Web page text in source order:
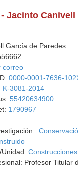
Jacinto Canivell
García de Paredes
correo
0000-0001-7636-
K-3081-2014
55420634900
1790967
Profesor Titular